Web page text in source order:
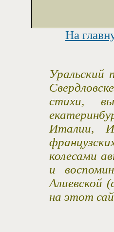
На
Уральский
стихи,
Италии,
колесами
и
Алиевской
на этот